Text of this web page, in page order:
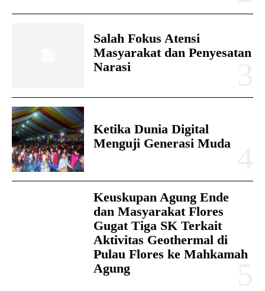
Salah Fokus Atensi
Masyarakat dan Penyesatan
Narasi
Ketika Dunia Digital
Menguji Generasi Muda
Keuskupan Agung Ende
dan Masyarakat Flores
Gugat Tiga SK Terkait
Aktivitas Geothermal di
Pulau Flores ke Mahkamah
Agung